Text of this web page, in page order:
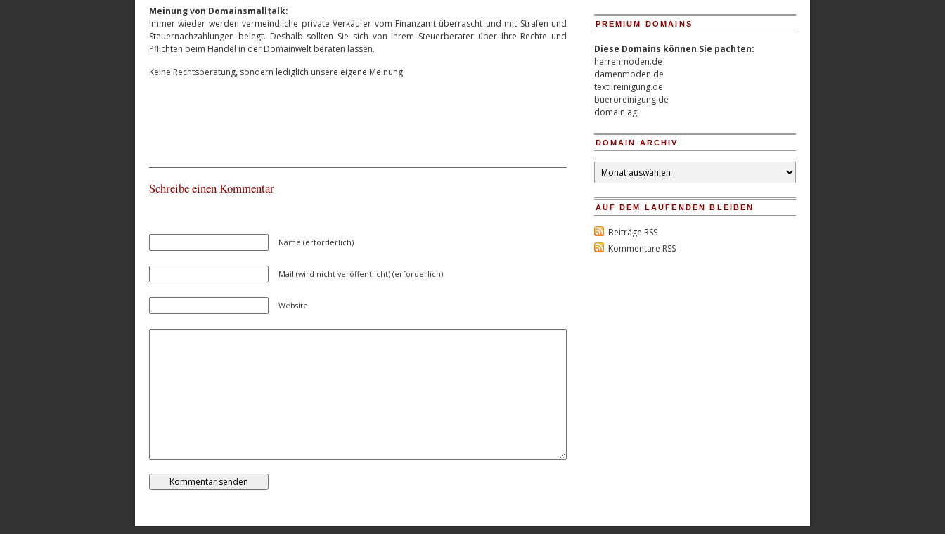
Meinung von Domainsmalltalk:
Immer wieder werden vermeindliche private Verkäufer vom Finanzamt überrascht und mit Strafen und
Steuernachzahlungen belegt. Deshalb sollten Sie sich von Ihrem Steuerberater über Ihre Rechte und
Pflichten beim Handel in der Domainwelt beraten lassen.
Keine Rechtsberatung, sondern lediglich unsere eigene Meinung
Schreibe einen Kommentar
Name (erforderlich)
Mail (wird nicht veröffentlicht) (erforderlich)
Website
PREMIUM DOMAINS
Diese Domains können Sie pachten:
herrenmoden.de
damenmoden.de
textilreinigung.de
bueroreinigung.de
domain.ag
DOMAIN ARCHIV
Domain
Archiv
AUF DEM LAUFENDEN BLEIBEN
Beiträge RSS
Kommentare RSS